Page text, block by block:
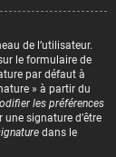
de l’utilisateur.
le formulaire de
par défaut à
» à partir du
les préférences
signature d’être
dans le